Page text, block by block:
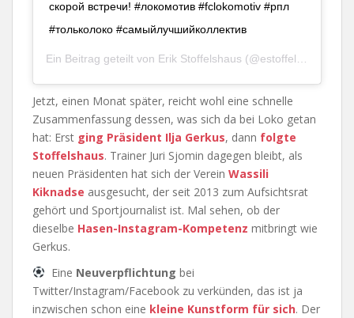
скорой встречи! #локомотив #fclokomotiv #рпл
#тольколоко #самыйлучшийколлектив
Ein Beitrag geteilt von Erik Stoffelshaus (@estoffelshaus) am
Jetzt, einen Monat später, reicht wohl eine schnelle
Zusammenfassung dessen, was sich da bei Loko getan
hat: Erst ging Präsident Ilja Gerkus, dann folgte
Stoffelshaus. Trainer Juri Sjomin dagegen bleibt, als
neuen Präsidenten hat sich der Verein Wassili
Kiknadse ausgesucht, der seit 2013 zum Aufsichtsrat
gehört und Sportjournalist ist. Mal sehen, ob der
dieselbe Hasen-Instagram-Kompetenz mitbringt wie
Gerkus.
Eine Neuverpflichtung bei
Twitter/Instagram/Facebook zu verkünden, das ist ja
inzwischen schon eine kleine Kunstform für sich. Der